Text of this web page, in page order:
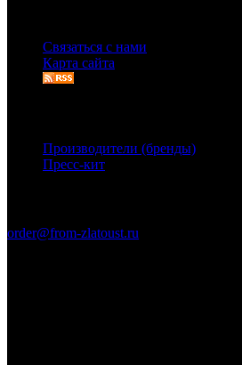
Связаться с нами
Карта сайта
Производители (бренды)
Пресс-кит
order@from-zlatoust.ru